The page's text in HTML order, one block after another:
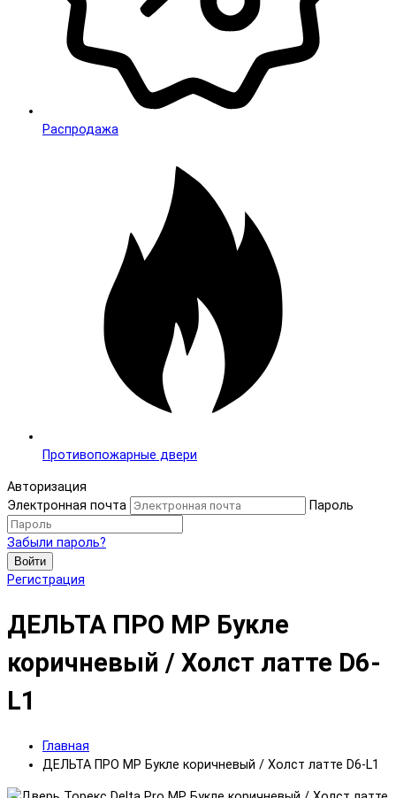
Распродажа
Противопожарные двери
Авторизация
Электронная почта
Пароль
Забыли пароль?
Войти
Регистрация
ДЕЛЬТА ПРО MP Букле
коричневый / Холст латте D6-
L1
Главная
ДЕЛЬТА ПРО MP Букле коричневый / Холст латте D6-L1